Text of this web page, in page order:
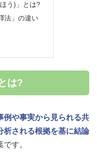
う)」とは?
法」の違い
は?
例や事実から見られる共
析される根拠を基に結論
す。